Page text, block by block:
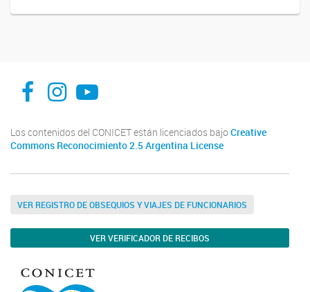
facebook
instagram
Youtube
Los contenidos del CONICET están licenciados bajo Creative
Commons Reconocimiento 2.5 Argentina License
VER REGISTRO DE OBSEQUIOS Y VIAJES DE FUNCIONARIOS
VER VERIFICADOR DE RECIBOS